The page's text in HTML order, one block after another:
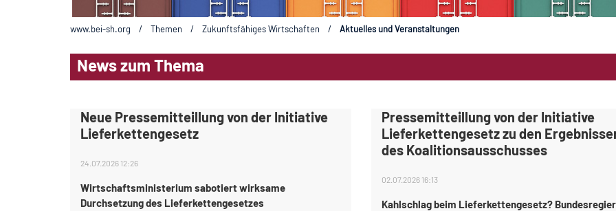
www.bei-sh.org / Themen / Zukunftsfähiges Wirtschaften / Aktuelles und Veranstaltungen
News zum Thema
Neue Pressemitteillung von der Initiative
Lieferkettengesetz
24.07.2026 12:26
Wirtschaftsministerium sabotiert wirksame
Durchsetzung des Lieferkettengesetzes
Pressemitteillung von der Initiative
Lieferkettengesetz zu den
des Koalitionsausschusses
02.07.2026 16:13
Kahlschlag beim Lieferkettengesetz?